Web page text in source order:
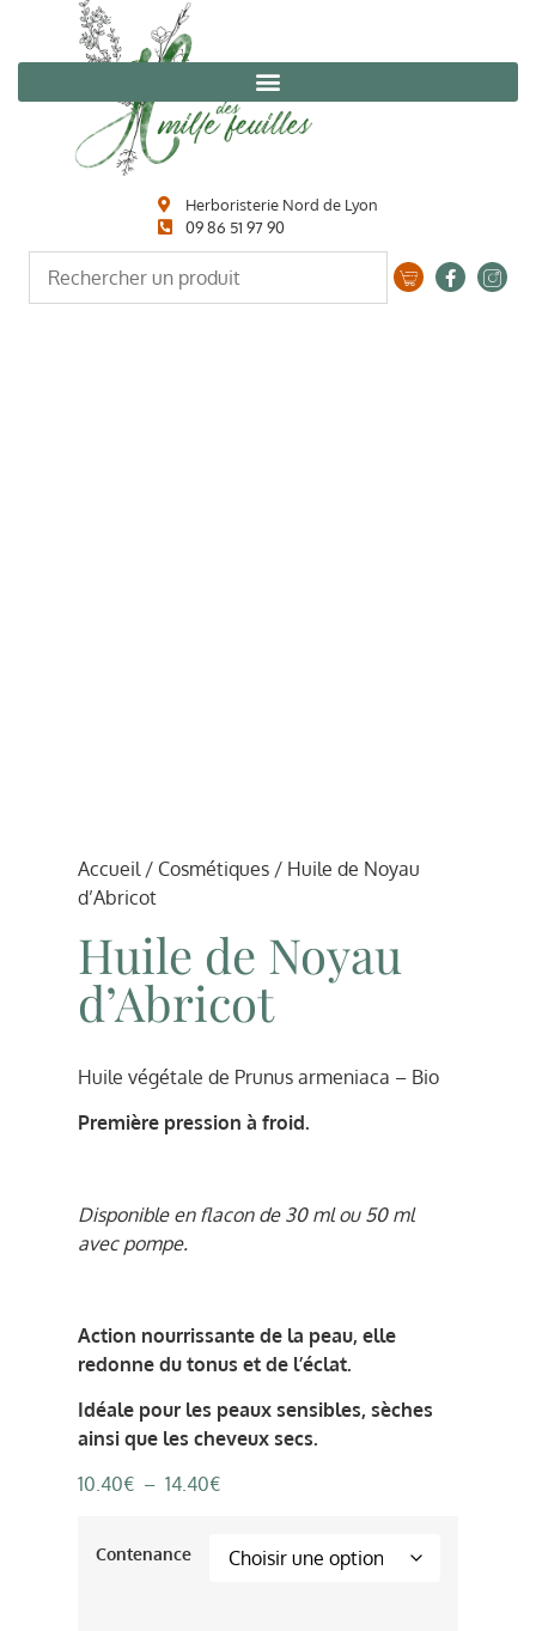
Herboristerie Nord de Lyon
09 86 51 97 90
Accueil / Cosmétiques / Huile de Noyau
d’Abricot
Huile de Noyau
d’Abricot
Huile végétale de Prunus armeniaca – Bio
Première pression à froid.
Disponible en flacon de 30 ml ou 50 ml
avec pompe.
Action nourrissante de la peau, elle
redonne du tonus et de l’éclat.
Idéale pour les peaux sensibles, sèches
ainsi que les cheveux secs.
10.40€ – 14.40€
Contenance